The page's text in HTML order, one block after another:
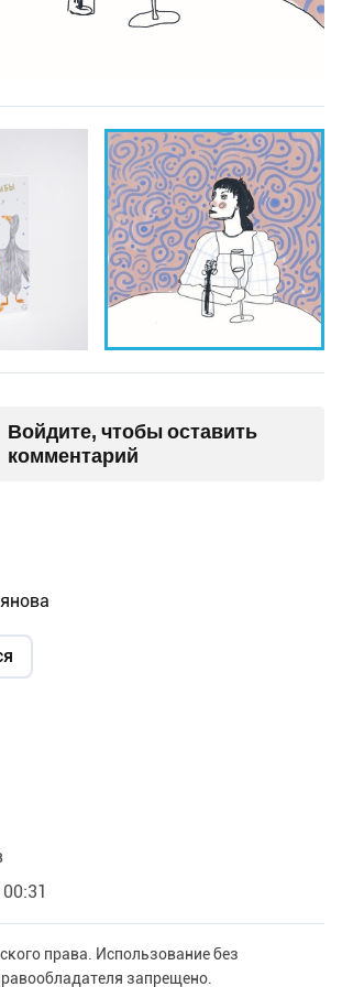
Войдите, чтобы оставить
комментарий
права. Использование без
запрещено.